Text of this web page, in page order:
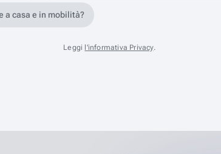
a casa e in mobilità?
Leggi l'informativa Privacy.